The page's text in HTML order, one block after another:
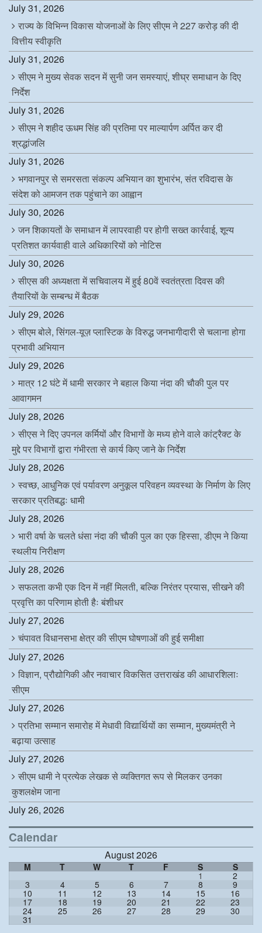
July 31, 2026
राज्य के विभिन्न विकास योजनाओं के लिए सीएम ने 227 करोड़ की दी
वित्तीय स्वीकृति
July 31, 2026
सीएम ने मुख्य सेवक सदन में सुनी जन समस्याएं, शीघ्र समाधान के दिए
निर्देश
July 31, 2026
सीएम ने शहीद ऊधम सिंह की प्रतिमा पर माल्यार्पण अर्पित कर दी
श्रद्धांजलि
July 31, 2026
भगवानपुर से समरसता संकल्प अभियान का शुभारंभ, संत रविदास के
संदेश को आमजन तक पहुंचाने का आह्वान
July 30, 2026
जन शिकायतों के समाधान में लापरवाही पर होगी सख्त कार्रवाई, शून्य
प्रतिशत कार्यवाही वाले अधिकारियों को नोटिस
July 30, 2026
सीएस की अध्यक्षता में सचिवालय में हुई 80वें स्वतंत्रता दिवस की
तैयारियों के सम्बन्ध में बैठक
July 29, 2026
सीएम बोले, सिंगल-यूज़ प्लास्टिक के विरुद्ध जनभागीदारी से चलाना होगा
प्रभावी अभियान
July 29, 2026
मात्र 12 घंटे में धामी सरकार ने बहाल किया नंदा की चौकी पुल पर
आवागमन
July 28, 2026
सीएस ने दिए उपनल कर्मियों और विभागों के मध्य होने वाले कांट्रैक्ट के
मुद्दे पर विभागों द्वारा गंभीरता से कार्य किए जाने के निर्देश
July 28, 2026
स्वच्छ, आधुनिक एवं पर्यावरण अनुकूल परिवहन व्यवस्था के निर्माण के लिए
सरकार प्रतिबद्धः धामी
July 28, 2026
भारी वर्षा के चलते धंसा नंदा की चौकी पुल का एक हिस्सा, डीएम ने किया
स्थलीय निरीक्षण
July 28, 2026
सफलता कभी एक दिन में नहीं मिलती, बल्कि निरंतर प्रयास, सीखने की
प्रवृत्ति का परिणाम होती हैः बंशीधर
July 27, 2026
चंपावत विधानसभा क्षेत्र की सीएम घोषणाओं की हुई समीक्षा
July 27, 2026
विज्ञान, प्रौद्योगिकी और नवाचार विकसित उत्तराखंड की आधारशिलाः
सीएम
July 27, 2026
प्रतिभा सम्मान समारोह में मेधावी विद्यार्थियों का सम्मान, मुख्यमंत्री ने
बढ़ाया उत्साह
July 27, 2026
सीएम धामी ने प्रत्येक लेखक से व्यक्तिगत रूप से मिलकर उनका
कुशलक्षेम जाना
July 26, 2026
Calendar
August 2026
M T W T F S S
1 2
3 4 5 6 7 8 9
10 11 12 13 14 15 16
17 18 19 20 21 22 23
24 25 26 27 28 29 30
31